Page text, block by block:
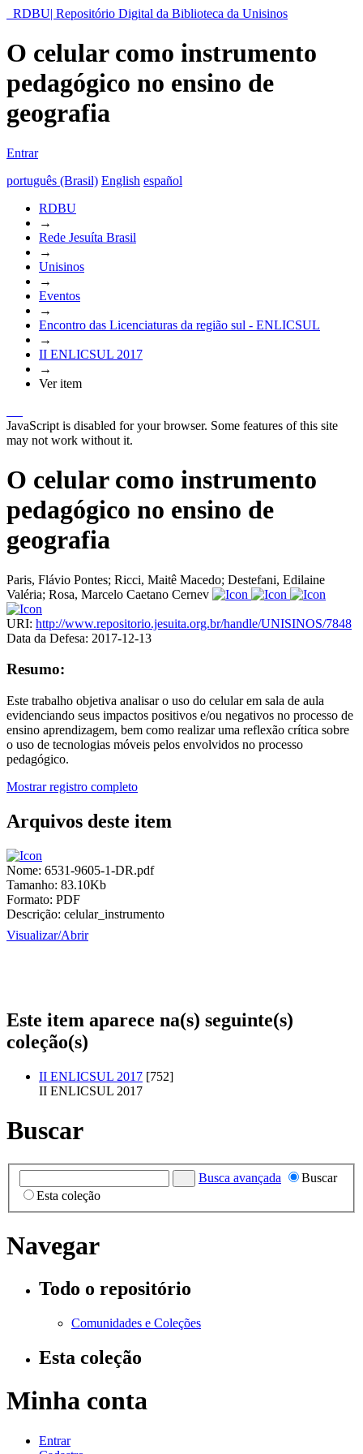
RDBU| Repositório Digital da Biblioteca da Unisinos
O celular como instrumento
pedagógico no ensino de
geografia
Entrar
português (Brasil) English español
RDBU
→
Rede Jesuíta Brasil
→
Unisinos
→
Eventos
→
Encontro das Licenciaturas da região sul - ENLICSUL
→
II ENLICSUL 2017
→
Ver item
JavaScript is disabled for your browser. Some features of this site
may not work without it.
O celular como instrumento
pedagógico no ensino de
geografia
Paris, Flávio Pontes; Ricci, Maitê Macedo; Destefani, Edilaine
Valéria; Rosa, Marcelo Caetano Cernev
URI: http://www.repositorio.jesuita.org.br/handle/UNISINOS/7848
Data da Defesa: 2017-12-13
Resumo:
Este trabalho objetiva analisar o uso do celular em sala de aula
evidenciando seus impactos positivos e/ou negativos no processo de
ensino aprendizagem, bem como realizar uma reflexão crítica sobre
o uso de tecnologias móveis pelos envolvidos no processo
pedagógico.
Mostrar registro completo
Arquivos deste item
Nome: 6531-9605-1-DR.pdf
Tamanho: 83.10Kb
Formato: PDF
Descrição: celular_instrumento
Visualizar/Abrir
Este item aparece na(s) seguinte(s)
coleção(s)
II ENLICSUL 2017 [752]
II ENLICSUL 2017
Buscar
Busca avançada
Buscar
Esta coleção
Navegar
Todo o repositório
Comunidades e Coleções
Esta coleção
Minha conta
Entrar